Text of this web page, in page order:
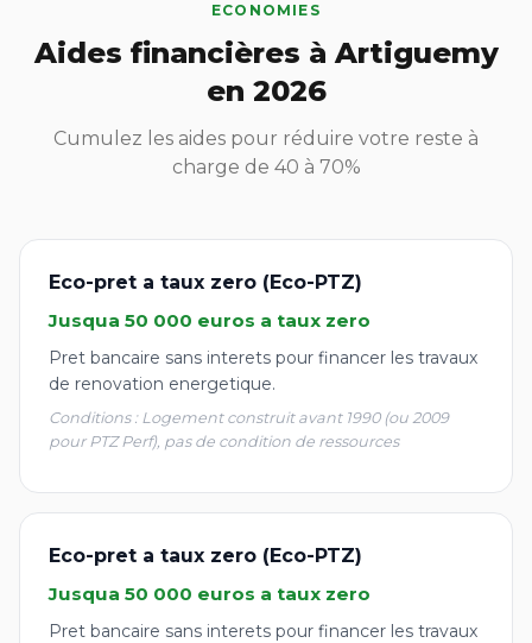
ECONOMIES
Aides financières à Artiguemy
en 2026
Cumulez les aides pour réduire votre reste à
charge de 40 à 70%
Eco-pret a taux zero (Eco-PTZ)
Jusqua 50 000 euros a taux zero
Pret bancaire sans interets pour financer les travaux
de renovation energetique.
Conditions : Logement construit avant 1990 (ou 2009
pour PTZ Perf), pas de condition de ressources
Eco-pret a taux zero (Eco-PTZ)
Jusqua 50 000 euros a taux zero
Pret bancaire sans interets pour financer les travaux